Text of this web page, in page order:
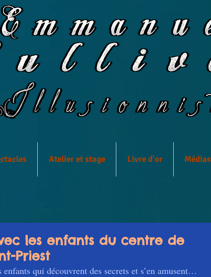
Atelier et stage Livre d'or Médias
les enfants du centre de
Priest
qui découvrent des secrets et s’en amusent…